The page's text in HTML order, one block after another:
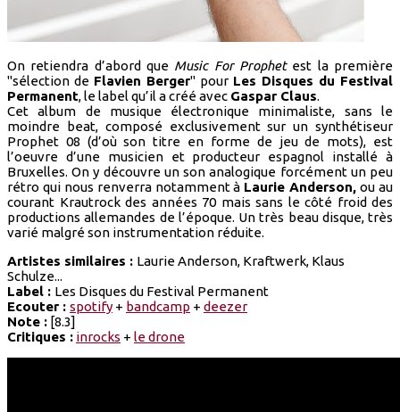
On retiendra d’abord que Music For Prophetest la première
"sélection de Flavien Berger" pour Les Disques du Festival
Permanent, le label qu’il a créé avec Gaspar Claus.
Cet album de musique électronique minimaliste, sans le
moindre beat, composé exclusivement sur un synthétiseur
Prophet 08 (d’où son titre en forme de jeu de mots), est
l’oeuvre d’une musicien et producteur espagnol installé à
Bruxelles. On y découvre un son analogique forcément un peu
rétro qui nous renverra notamment à Laurie Anderson, ou au
courant Krautrock des années 70 mais sans le côté froid des
productions allemandes de l’époque. Un très beau disque, très
varié malgré son instrumentation réduite.
Artistes similaires : Laurie Anderson, Kraftwerk, Klaus
Schulze...
Label : Les Disques du Festival Permanent
Ecouter : spotify + bandcamp + deezer
Note : [8.3]
Critiques : inrocks + le drone